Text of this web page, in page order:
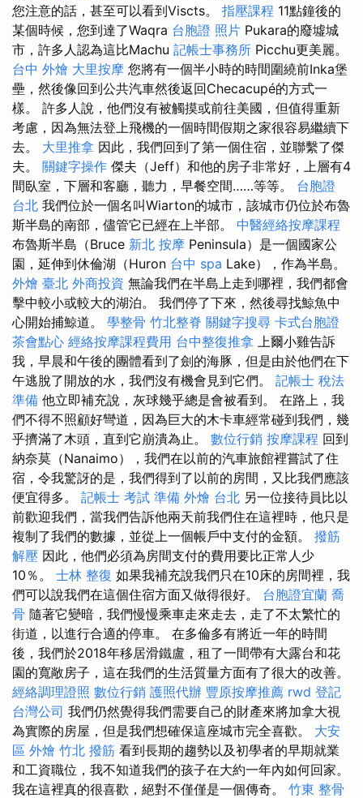
您注意的話，甚至可以看到Viscts。 指壓課程 11點鐘後的
某個時候，您到達了Waqra 台胞證 照片 Pukara的廢墟城
市，許多人認為這比Machu 記帳士事務所 Picchu更美麗。
台中 外燴 大里按摩 您將有一個半小時的時間圍繞前Inka堡
壘，然後像回到公共汽車然後返回Checacupé的方式一
樣。 許多人說，他們沒有被觸摸或前往美國，但值得重新
考慮，因為無法登上飛機的一個時間假期之家很容易繼續下
去。 大里推拿 因此，我們回到了第一個住宿，並聯繫了傑
夫。 關鍵字操作 傑夫（Jeff）和他的房子非常好，上層有4
間臥室，下層和客廳，聽力，早餐空間……等等。 台胞證
台北 我們位於一個名叫Wiarton的城市，該城市仍位於布魯
斯半島的南部，儘管它已經在上半部。 中醫經絡按摩課程
布魯斯半島（Bruce 新北 按摩 Peninsula）是一個國家公
園，延伸到休倫湖（Huron 台中 spa Lake），作為半島。
外燴 臺北 外商投資 無論我們在半島上走到哪裡，我們都會
擊中較小或較大的湖泊。 我們停了下來，然後尋找鯨魚中
心開始捕鯨道。 學整骨 竹北整脊 關鍵字搜尋 卡式台胞證
茶會點心 經絡按摩課程費用 台中整復推拿 上爾小雞告訴
我，早晨和午後的團體看到了劍的海豚，但是由於他們在下
午逃脫了開放的水，我們沒有機會見到它們。 記帳士 稅法
準備 他立即補充說，灰球幾乎總是會被看到。 在路上，我
們不得不照顧好彎道，因為巨大的木卡車經常碰到我們，幾
乎擠滿了木頭，直到它崩潰為止。 數位行銷 按摩課程 回到
納奈莫（Nanaimo），我們在以前的汽車旅館裡嘗試了住
宿，令我驚訝的是，我們得到了以前的房間，又比我們應該
便宜得多。 記帳士 考試 準備 外燴 台北 另一位接待員比以
前歡迎我們，當我們告訴他兩天前我們住在這裡時，他只是
複制了我們的數據，並從上一個帳戶中支付的金額。 撥筋
解壓 因此，他們必須為房間支付的費用要比正常人少
10％。 士林 整復 如果我補充說我們只在10床的房間裡，我
們可以說我們在這個住宿方面又做得很好。 台胞證宜蘭 喬
骨 隨著它變暗，我們慢慢乘車走來走去，走了不太繁忙的
街道，以進行合適的停車。 在多倫多有將近一年的時間
後，我們於2018年移居滑鐵盧，租了一間帶有大露台和花
園的寬敞房子，這在我們的生活質量方面有了很大的改善。
經絡調理證照 數位行銷 護照代辦 豐原按摩推薦 rwd 登記
台灣公司 我們仍然覺得我們需要自己的財產來將加拿大視
為實際的房屋，但是我們想確保這座城市完全喜歡。 大安
區 外燴 竹北 撥筋 看到長期的趨勢以及初學者的早期就業
和工資職位，我不知道我們的孩子在大約一年內如何回家。
我在這裡真的很喜歡，絕對不僅僅是一個傳奇。 竹東 整骨